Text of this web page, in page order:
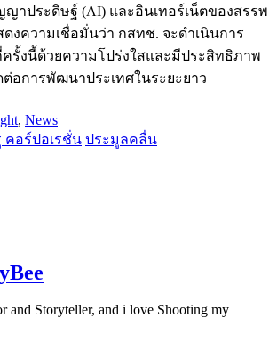
ญาประดิษฐ์ (AI) และอินเทอร์เน็ตของสรรพ
ดงความเชื่อมั่นว่า กสทช. จะดำเนินการ
รั้งนี้ด้วยความโปร่งใสและมีประสิทธิภาพ
อการพัฒนาประเทศในระยะยาว
, News
คอร์ปอเรชั่น ประมูลคลื่น
and Storyteller, and i love Shooting my